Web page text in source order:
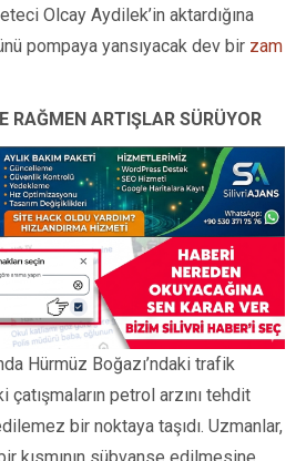
Olcay Aydilek’in aktardığına
pompaya yansıyacak dev bir zam
RAĞMEN ARTIŞLAR SÜRÜYOR
Hürmüz Boğazı’ndaki trafik
çatışmaların petrol arzını tehdit
bir noktaya taşıdı. Uzmanlar,